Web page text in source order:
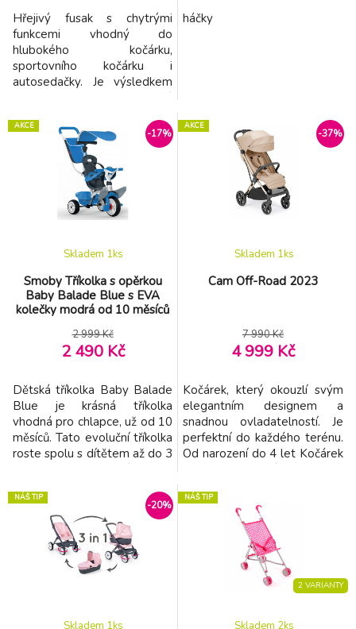
Hřejivý fusak s chytrými
funkcemi vhodný do
hlubokého kočárku,
sportovního kočárku i
autosedačky. Je výsledkem
pohodlí dítěte. Vlastnosti: -
zajišťuje pohodlí a teplo v
chladných dnech -
voděodolná úprava ochrání
před sněhem a jemným
deštěm - větruodolný -
středový zip pro rychl
háčky
AKCE
-17%
Smoby Tříkolka s opěrkou
Baby Balade Blue s EVA
kolečky modrá od 10 měsíců
Skladem 1ks
2 999 Kč
2 490 Kč
Dětská tříkolka Baby Balade
Blue je krásná tříkolka
vhodná pro chlapce, už od 10
měsíců. Tato evoluční tříkolka
roste spolu s dítětem až do 3
svoje první opravdové
kolo. Nejmodernější design a
nádherná zářivá modrá barva
v kombinaci s bílou jistě oslní
každého malého
AKCE
-37%
Cam Off-Road 2023
Skladem 1ks
7 990 Kč
4 999 Kč
Kočárek, který okouzlí svým
elegantním designem a
snadnou ovladatelností. Je
perfektní do každého terénu.
Od narození do 4 let Kočárek
pouhých 57 cm). Má hliníkový
rám, který perfektně doladí
design. Stříška včetně okénka
v horní části vám dovolí
nakouknout na dítě i během
NÁŠ TIP
-20%
Skladem 1ks
2 VARIANTY
NÁŠ TIP
Skladem 2ks